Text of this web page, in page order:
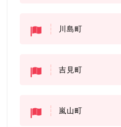
川島町
吉見町
嵐山町